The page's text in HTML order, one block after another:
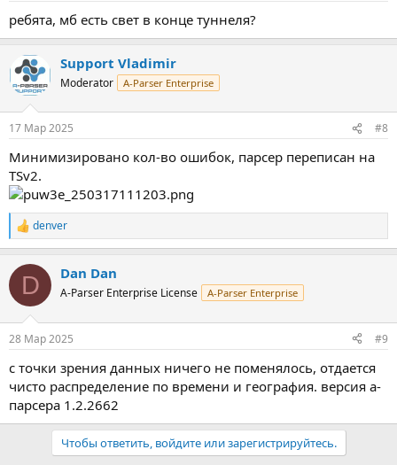
ребята, мб есть свет в конце туннеля?
Support Vladimir
Moderator A-Parser Enterprise
17 Мар 2025 #8
Минимизировано кол-во ошибок, парсер переписан на
TSv2.
Р
е
к
и
denver
D Dan Dan
A-Parser Enterprise License A-Parser Enterprise
28 Мар 2025 #9
с точки зрения данных ничего не поменялось, отдается
чисто распределение по времени и география. версия а-
парсера 1.2.2662
Чтобы ответить, войдите или зарегистрируйтесь.